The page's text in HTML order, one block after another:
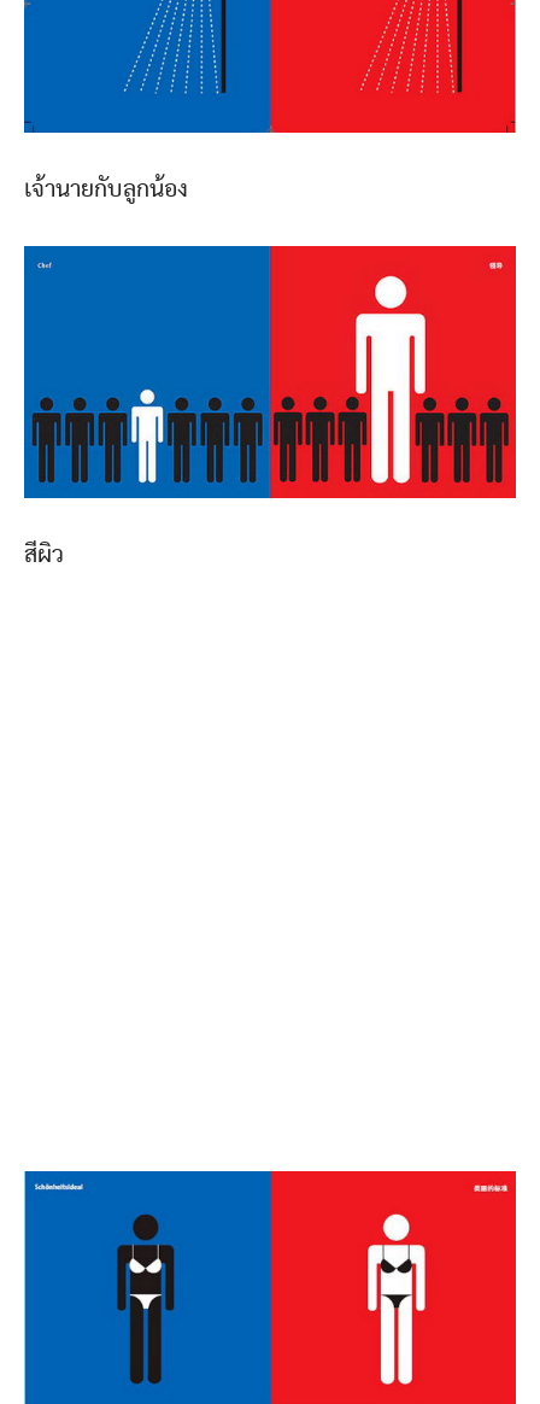
เจ้านายกับลูกน้อง
สีผิว